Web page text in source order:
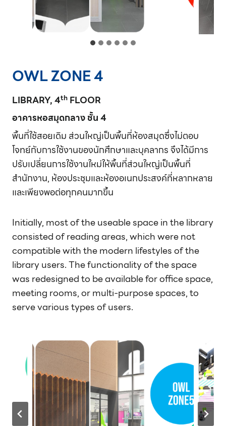
OWL ZONE 4
LIBRARY, 4th FLOOR
อาคารหอสมุดกลาง ชั้น 4
พื้นที่ใช้สอยเดิม ส่วนใหญ่เป็นพื้นที่ห้องสมุดซึ่งไม่ตอบ
โจทย์กับการใช้งานของนักศึกษาและบุคลากร จึงได้มีการ
ปรับเปลี่ยนการใช้งานใหม่ให้พื้นที่ส่วนใหญ่เป็นพื้นที่
สำนักงาน, ห้องประชุมและห้องอเนกประสงค์ที่หลากหลาย
และเพียงพอต่อทุกคนมากขึ้น
Initially, most of the useable space in the library
consisted of reading areas, which were not
compatible with the modern lifestyles of the
library users. The functionality of the space
was redesigned to be available for office space,
meeting rooms, or multi-purpose spaces, to
serve various types of users.